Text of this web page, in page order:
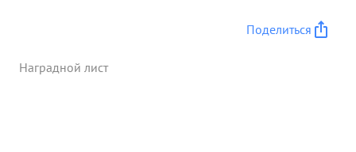
Поделиться
Наградной лист